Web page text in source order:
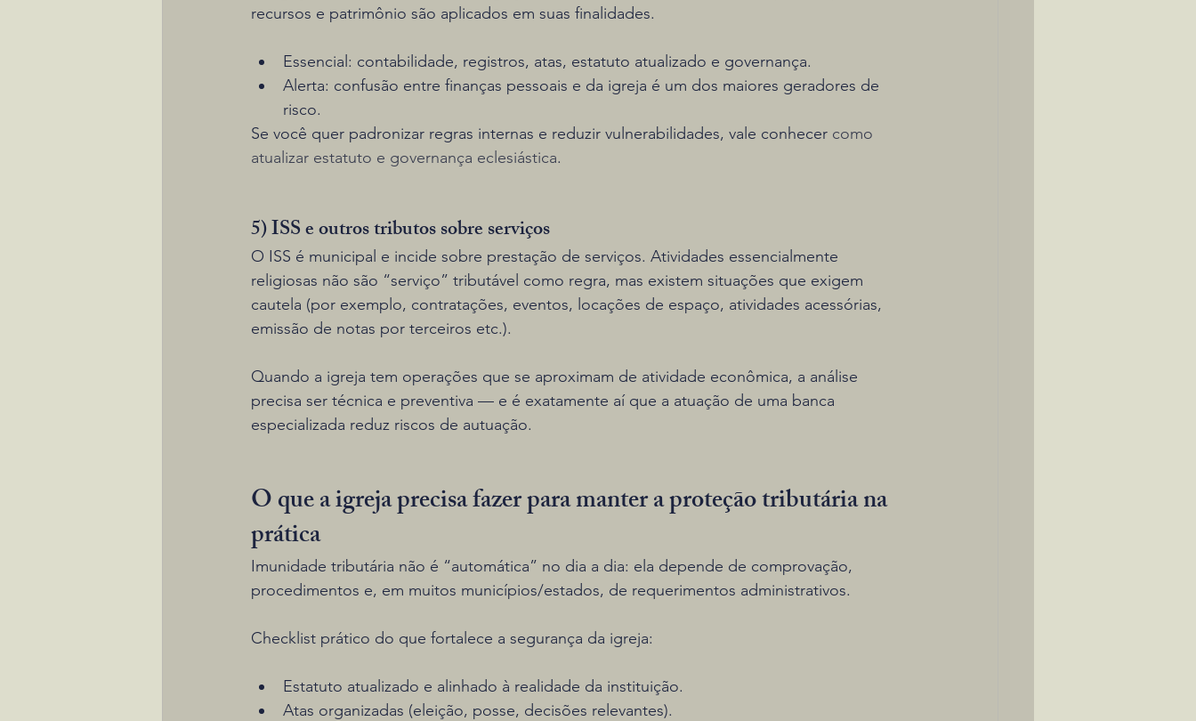
recursos e patrimônio são aplicados em suas finalidades.
Essencial: contabilidade, registros, atas, estatuto atualizado e governança.
Alerta: confusão entre finanças pessoais e da igreja é um dos maiores geradores de
risco.
Se você quer padronizar regras internas e reduzir vulnerabilidades, vale conhecer como
atualizar estatuto e governança eclesiástica.
5) ISS e outros tributos sobre serviços
O ISS é municipal e incide sobre prestação de serviços. Atividades essencialmente
religiosas não são “serviço” tributável como regra, mas existem situações que exigem
cautela (por exemplo, contratações, eventos, locações de espaço, atividades acessórias,
emissão de notas por terceiros etc.).
Quando a igreja tem operações que se aproximam de atividade econômica, a análise
precisa ser técnica e preventiva — e é exatamente aí que a atuação de uma banca
especializada reduz riscos de autuação.
O que a igreja precisa fazer para manter a proteção tributária na
prática
Imunidade tributária não é “automática” no dia a dia: ela depende de comprovação,
procedimentos e, em muitos municípios/estados, de requerimentos administrativos.
Checklist prático do que fortalece a segurança da igreja:
Estatuto atualizado e alinhado à realidade da instituição.
Atas organizadas (eleição, posse, decisões relevantes).